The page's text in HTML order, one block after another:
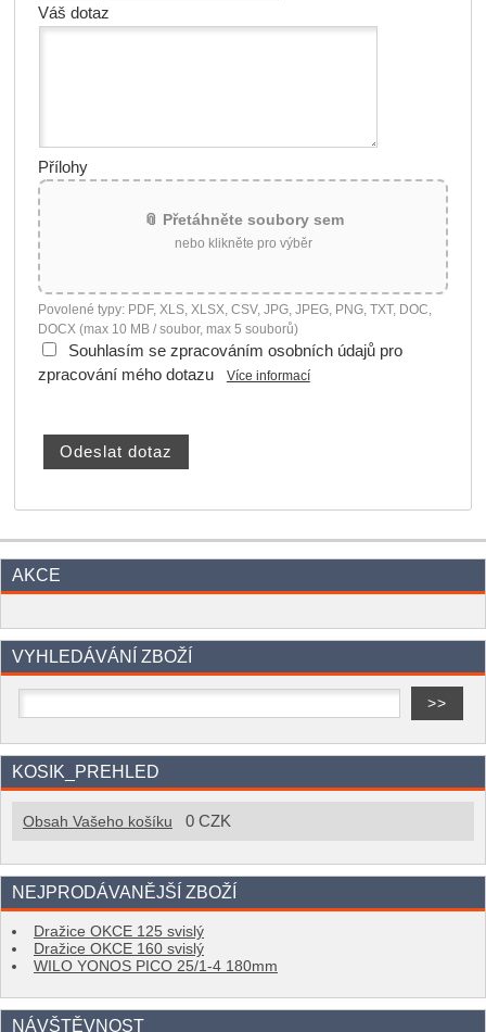
Váš dotaz
Přílohy
📎 Přetáhněte soubory sem
nebo klikněte pro výběr
Povolené typy: PDF, XLS, XLSX, CSV, JPG, JPEG, PNG, TXT, DOC,
DOCX (max 10 MB / soubor, max 5 souborů)
Souhlasím se zpracováním osobních údajů pro
zpracování mého dotazu
Více informací
AKCE
VYHLEDÁVÁNÍ ZBOŽÍ
KOSIK_PREHLED
Obsah Vašeho košíku 0 CZK
NEJPRODÁVANĚJŠÍ ZBOŽÍ
Dražice OKCE 125 svislý
Dražice OKCE 160 svislý
WILO YONOS PICO 25/1-4 180mm
NÁVŠTĚVNOST